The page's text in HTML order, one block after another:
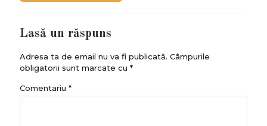
Lasă un răspuns
Adresa ta de email nu va fi publicată. Câmpurile
obligatorii sunt marcate cu *
Comentariu *